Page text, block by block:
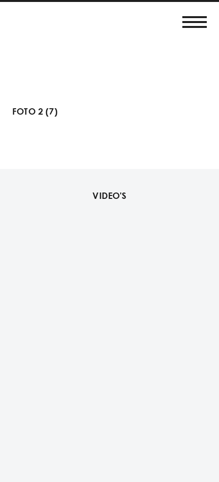
FOTO 2 (7)
VIDEO'S